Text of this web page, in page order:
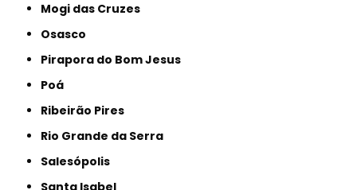
Mogi das Cruzes
Osasco
Pirapora do Bom Jesus
Poá
Ribeirão Pires
Rio Grande da Serra
Salesópolis